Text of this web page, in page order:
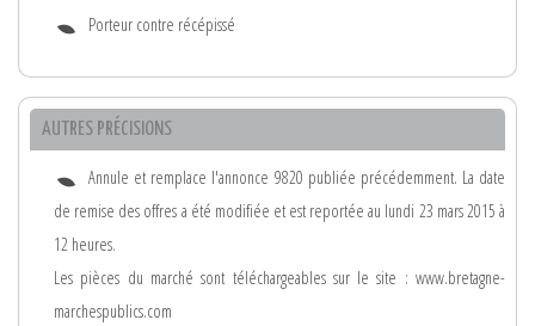
Porteur contre récépissé
AUTRES PRÉCISIONS
Annule et remplace l'annonce 9820 publiée précédemment. La date
de remise des offres a été modifiée et est reportée au lundi 23 mars 2015 à
12 heures.
Les pièces du marché sont téléchargeables sur le site : www.bretagne-
marchespublics.com